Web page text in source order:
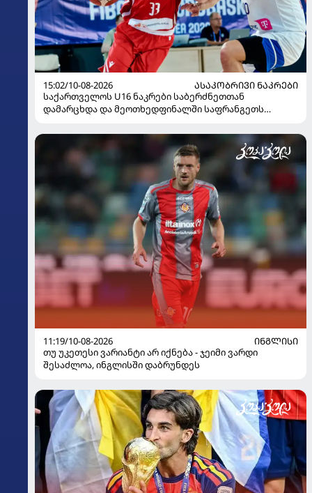
15:02/10-08-2026
ᲐᲡᲐᲙᲝᲑᲠᲘᲕᲘ ᲜᲐᲙᲠᲔᲑᲘ
საქართველოს U16 ნაკრები საბერძნეთთან
დამარცხდა და მეოთხედფინალში საფრანგეთს
11:19/10-08-2026
ᲘᲜᲒᲚᲘᲡᲘ
თუ უკეთესი ვარიანტი არ იქნება - ჯეიმი ვარდი
შესაძლოა, ინგლისში დაბრუნდეს